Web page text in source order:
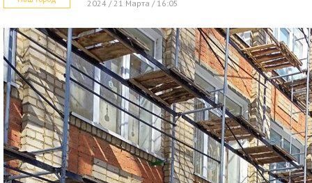
2024 / 21 Марта / 16:05